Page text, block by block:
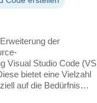
der
Visual Studio Code (VS
bietet eine Vielzahl
auf die Bedürfnis…